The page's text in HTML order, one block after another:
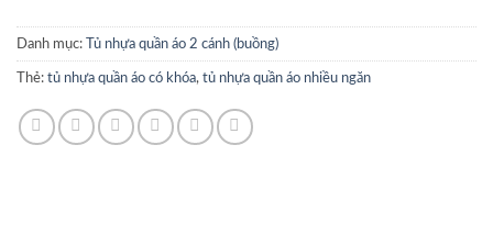
Danh mục: Tủ nhựa quần áo 2 cánh (buồng)
Thẻ: tủ nhựa quần áo có khóa, tủ nhựa quần áo nhiều ngăn